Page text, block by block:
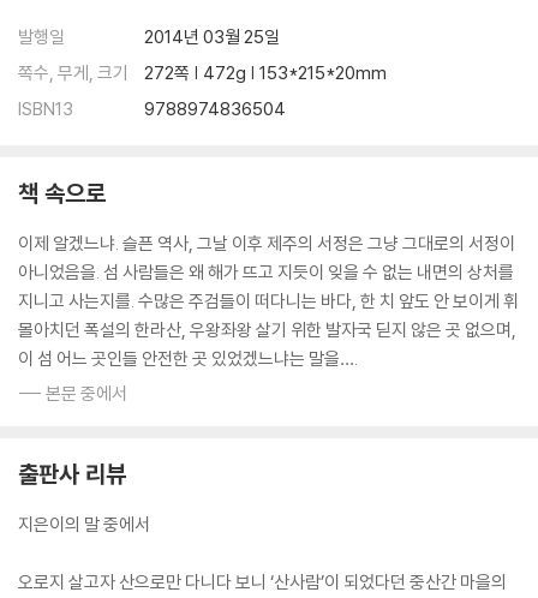
만삭의 여인들, 그 숨죽인 고통
생애 가장 길었던 날의 기억
고문, 삶을 비틀다
다시 봄날에 글을 마치며
구덩이에 묻힌 진실
평화와 인권의 세기를 나가는 여정
마침내 국가가 답한 4·3희생자추념일
제주 섬, 평화의 근거지
참고 문헌
제주 4·3 주요 일지
지은이의 말
발행일
2014년 03월 25일
쪽수, 무게, 크기
272쪽 | 472g | 153*215*20mm
ISBN13
9788974836504
책 속으로
이제 알겠느냐. 슬픈 역사, 그날 이후 제주의 서정은 그냥 그대로의 서정이
아니었음을. 섬 사람들은 왜 해가 뜨고 지듯이 잊을 수 없는 내면의 상처를
지니고 사는지를. 수많은 주검들이 떠다니는 바다, 한 치 앞도 안 보이게 휘
몰아치던 폭설의 한라산, 우왕좌왕 살기 위한 발자국 딛지 않은 곳 없으며,
이 섬 어느 곳인들 안전한 곳 있었겠느냐는 말을….
--- 본문 중에서
출판사 리뷰
지은이의 말 중에서
오로지 살고자 산으로만 다니다 보니 ‘산사람’이 되었다던 중산간 마을의